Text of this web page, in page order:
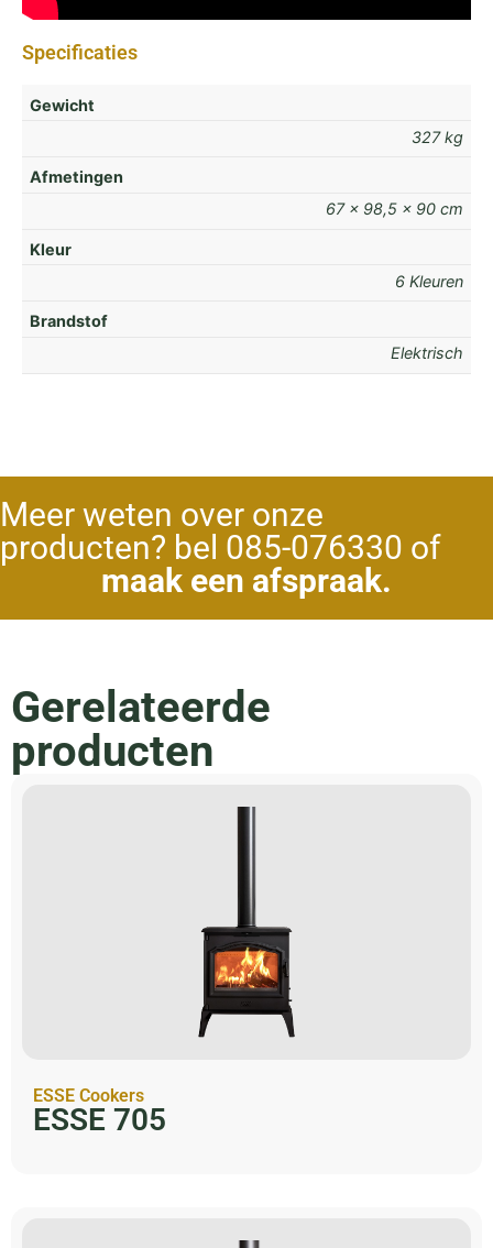
Specificaties
Gewicht
327 kg
Afmetingen
67 × 98,5 × 90 cm
Kleur
6 Kleuren
Brandstof
Elektrisch
Meer weten over onze
producten? bel 085-076330 of
maak een afspraak.
Gerelateerde
producten
ESSE Cookers
ESSE 705